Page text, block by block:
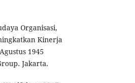
Organisasi,
Kinerja
1945
Jakarta.